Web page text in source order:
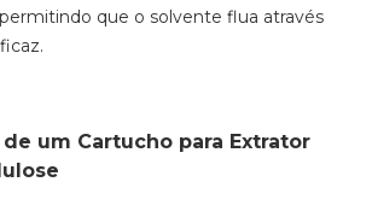
que o solvente flua através
um Cartucho para Extrator